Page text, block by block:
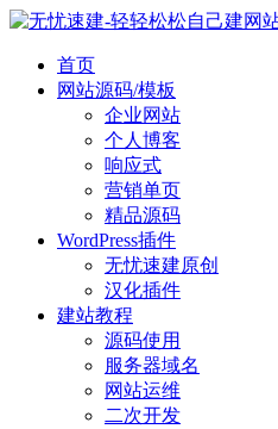
首页
网站源码/模板
企业网站
个人博客
响应式
营销单页
精品源码
WordPress插件
无忧速建原创
汉化插件
建站教程
源码使用
服务器域名
网站运维
二次开发